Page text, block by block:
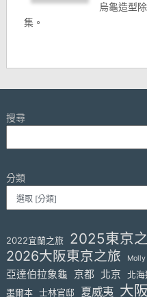
烏龜造型
集。
搜尋
分類
2022宜蘭之旅 2025東京
2026大阪東京之旅 Molly
亞達伯拉象龜 京都 北京 北海
墨爾本 士林官邸 夏威夷 大阪